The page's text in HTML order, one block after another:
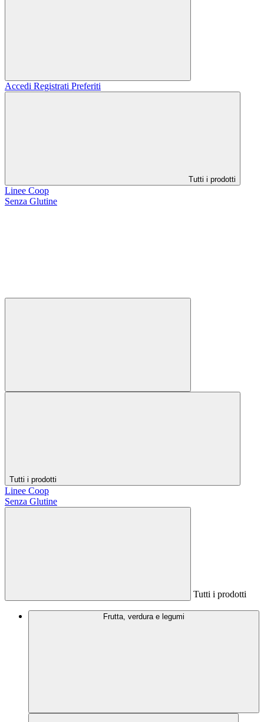
Accedi Registrati Preferiti
Tutti i prodotti
Linee Coop
Senza Glutine
Tutti i prodotti
Linee Coop
Senza Glutine
Tutti i prodotti
Frutta, verdura e legumi